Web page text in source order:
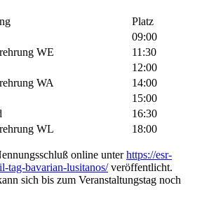
Platz
09:00
WE
11:30
12:00
WA
14:00
15:00
16:30
WL 18:00
online unterhttps://esr-
tag-bavarian-lusitanos/veröffentlicht.
sich bis zum Veranstaltungstag noch